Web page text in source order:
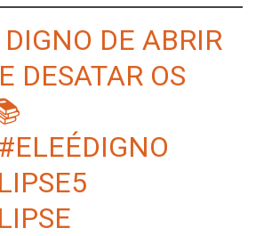
DE ABRIR
DESATAR OS